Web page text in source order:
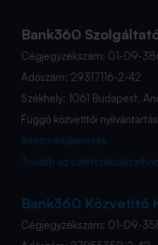
Bank360
Cégjegyzékszám: 01-09-
Adószám: 29317116-2-42
Székhely: 1061 Budapest,
Függő közvetítői
Intézménykeresés
Tovább az üzletszabályzathoz
Bank360 Közvetítő
Cégjegyzékszám: 01-09-